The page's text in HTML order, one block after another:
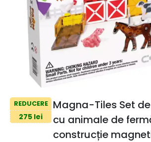
REDUCERE
275 lei
Magna-Tiles Set
cu animale de
construcție